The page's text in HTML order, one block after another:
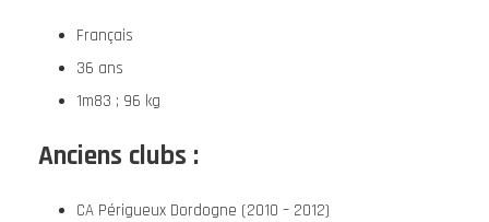
Français
36 ans
1m83 ; 96 kg
Anciens clubs :
CA Périgueux Dordogne (2010 – 2012)